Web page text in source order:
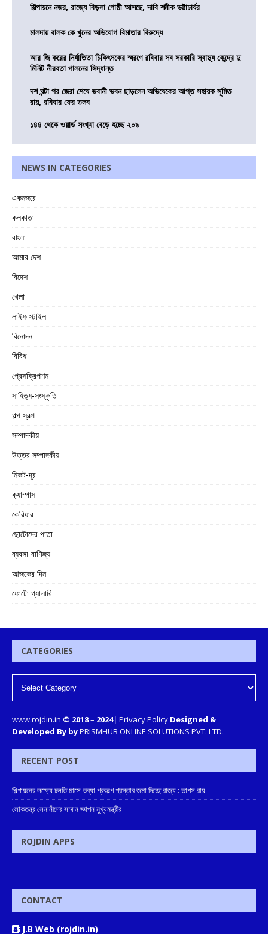
শিল্পায়নে নজর, রাজ্যে বিড়লা গোষ্ঠী আসছে, দাবি শমীক ভট্টাচার্যর
মালদায় বালক কে খুনের অভিযোগ বিমাতার বিরুদ্ধে
আর জি করের নির্যাতিতা চিকিৎসকের স্মরণে রবিবার সব সরকারি স্বাস্থ্য কেন্দ্রে দু
মিনিট নীরবতা পালনের সিদ্ধান্ত
দশ ঘন্টা পর জেরা শেষে ভবানী ভবন ছাড়লেন অভিষেকের আপ্ত সহায়ক সুমিত
রায়, রবিবার ফের তলব
১৪৪ থেকে ওয়ার্ড সংখ্যা বেড়ে হচ্ছে ২০৯
NEWS IN CATEGORIES
একনজরে
কলকাতা
বাংলা
আমার দেশ
বিদেশ
খেলা
লাইফ স্টাইল
বিনোদন
বিবিধ
প্রেসক্রিপশন
সাহিত্য-সংস্কৃতি
গল্প স্বল্প
সম্পাদকীয়
উত্তর সম্পাদকীয়
নিকট-দূর
ক্যাম্পাস
কেরিয়ার
ছোটোদের পাতা
ব্যবসা-বাণিজ্য
আজকের দিন
ফোটো গ্যালারি
CATEGORIES
www.rojdin.in © 2018– 2024| Privacy Policy Designed &
Developed By byPRISMHUB ONLINE SOLUTIONS PVT. LTD.
RECENT POST
শিল্পায়নের লক্ষ্যে চলতি মাসে ভব্যা প্রকল্পে প্রস্তাব জমা দিচ্ছে রাজ্য : তাপস রায়
লোকতন্ত্র সেনানীদের সম্মান জ্ঞাপন মুখ্যমন্ত্রীর
ROJDIN APPS
CONTACT
J.B Web (rojdin.in)